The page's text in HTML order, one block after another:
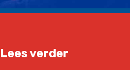
Lees verder